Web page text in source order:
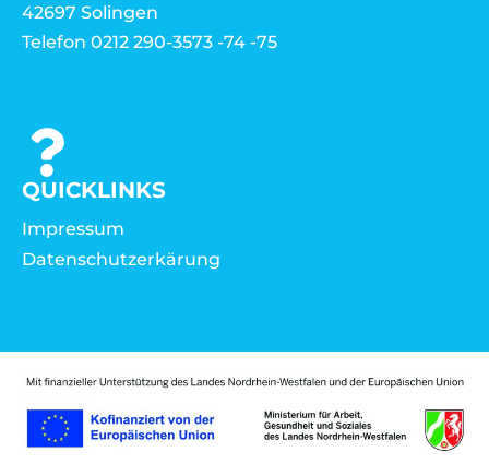
42697 Solingen
Telefon 0212 290-3573 -74 -75
QUICKLINKS
Impressum
Datenschutzerkärung